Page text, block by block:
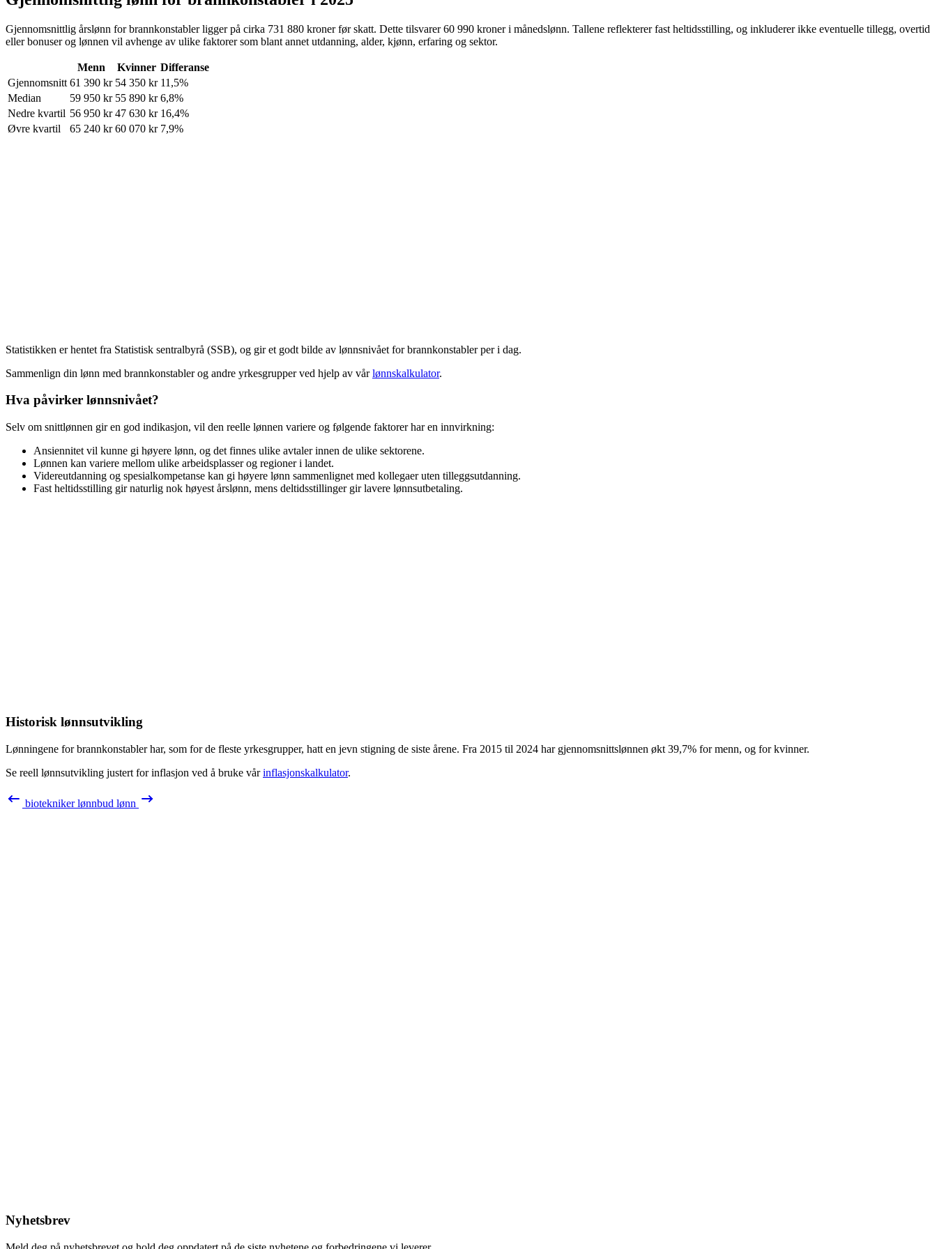
Gjennomsnittlig årslønn forbrannkonstablerligger på cirka 731 880 kronerfør skatt. Dette tilsvarer60 990 kroneri månedslønn. Tallene reflekterer fast heltidsstilling, og inkluderer ikke eventuelle tillegg, overtid
eller bonuser og lønnen vil avhenge av ulike faktorer som blant annet utdanning, alder, kjønn, erfaring og sektor.
Menn Kvinner Differanse
Gjennomsnitt 61 390 kr 54 350 kr 11,5%
Median
59 950 kr 55 890 kr 6,8%
Nedre kvartil 56 950 kr 47 630 kr 16,4%
Øvre kvartil
65 240 kr 60 070 kr 7,9%
Statistikken er hentet fra Statistisk sentralbyrå (SSB), og gir et godt bilde av lønnsnivået forbrannkonstablerper i dag.
Sammenlign din lønn med brannkonstablerog andre yrkesgrupper ved hjelp av vårlønnskalkulator.
Hva påvirker lønnsnivået?
Selv om snittlønnen gir en god indikasjon, vil den reelle lønnen variere og følgende faktorer har en innvirkning:
Ansiennitet vil kunne gi høyere lønn, og det finnes ulike avtaler innen de ulike sektorene.
Lønnen kan variere mellom ulike arbeidsplasser og regioner i landet.
Videreutdanning og spesialkompetanse kan gi høyere lønn sammenlignet med kollegaer uten tilleggsutdanning.
Fast heltidsstilling gir naturlig nok høyest årslønn, mens deltidsstillinger gir lavere lønnsutbetaling.
Historisk lønnsutvikling
Lønningene forbrannkonstablerhar, som for de fleste yrkesgrupper, hatt en jevn stigning de siste årene. Fra 2015 til 2024 har gjennomsnittslønnen økt 39,7% for menn, og for kvinner.
Se reell lønnsutvikling justert for inflasjon ved å bruke vårinflasjonskalkulator.
bioteknikerlønnbud lønn
Nyhetsbrev